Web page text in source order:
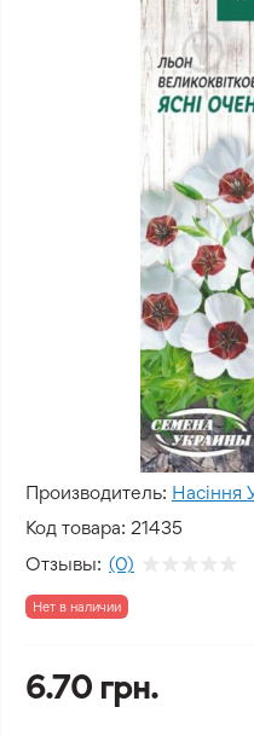
Производитель: Насіння
Код товара: 21435
Отзывы: (0)
Нет в наличии
6.70 грн.